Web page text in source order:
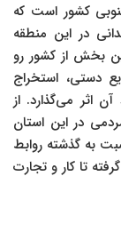
کشور است که
در این منطقه
بخش از کشور رو
دستی، استخراج
اثر می‌گذارد. از
در این استان
به گذشته روابط
تا کار و تجارت